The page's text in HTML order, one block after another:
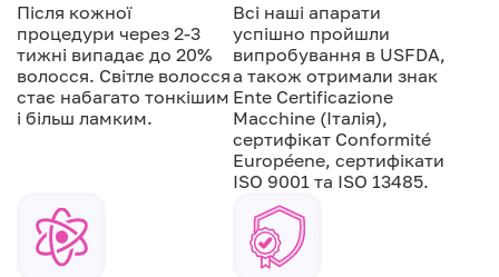
Після кожної
процедури через 2-3
тижні випадає до 20%
волосся. Світле волосся
стає набагато тонкішим
і більш ламким.
Всі наші апарати
успішно пройшли
випробування в USFDA,
а також отримали знак
Ente Certificazione
Macchine (Італія),
сертифікат Conformité
Européene, сертифікати
ISO 9001 та ISO 13485.